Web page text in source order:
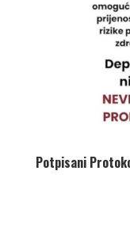
Potpisani